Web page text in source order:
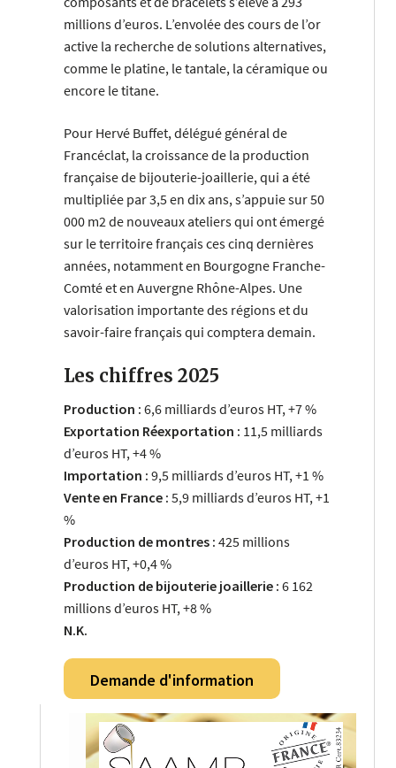
millions d’euros. L’envolée des cours de l’or
active la recherche de solutions alternatives,
comme le platine, le tantale, la céramique ou
encore le titane.
Pour Hervé Buffet, délégué général de
Francéclat, la croissance de la production
française de bijouterie-joaillerie, qui a été
multipliée par 3,5 en dix ans, s’appuie sur 50
000 m2 de nouveaux ateliers qui ont émergé
sur le territoire français ces cinq dernières
années, notamment en Bourgogne Franche-
Comté et en Auvergne Rhône-Alpes. Une
valorisation importante des régions et du
savoir-faire français qui comptera demain.
Les chiffres 2025
Production : 6,6 milliards d’euros HT, +7 %
Exportation Réexportation : 11,5 milliards
d’euros HT, +4 %
Importation : 9,5 milliards d’euros HT, +1 %
Vente en France : 5,9 milliards d’euros HT, +1
%
Production de montres : 425 millions
d’euros HT, +0,4 %
Production de bijouterie joaillerie : 6 162
millions d’euros HT, +8 %
N.K.
Demande d'information